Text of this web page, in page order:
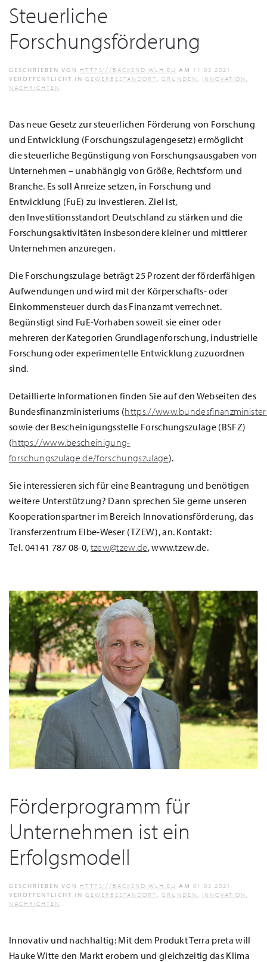
Steuerliche
Forschungsförderung
GESCHRIEBEN VON HTTPS://BACKEND.WLH.EU AM 11.03.2021
VERÖFFENTLICHT IN GEWERBESTANDORT , GRÜNDEN , INNOVATION ,
NACHRICHTEN
Das neue Gesetz zur steuerlichen Förderung von Forschung
und Entwicklung (Forschungszulagengesetz) ermöglicht
die steuerliche Begünstigung von Forschungsausgaben von
Unternehmen – unabhängig von Größe, Rechtsform und
Branche. Es soll Anreize setzen, in Forschung und
Entwicklung (FuE) zu investieren. Ziel ist,
den Investitionsstandort Deutschland zu stärken und die
Forschungsaktivitäten insbesondere kleiner und mittlerer
Unternehmen anzuregen.
Die Forschungszulage beträgt 25 Prozent der förderfähigen
Aufwendungen und wird mit der Körperschafts- oder
Einkommensteuer durch das Finanzamt verrechnet.
Begünstigt sind FuE-Vorhaben soweit sie einer oder
mehreren der Kategorien Grundlagenforschung, industrielle
Forschung oder experimentelle Entwicklung zuzuordnen
sind.
Detaillierte Informationen finden Sie auf den Webseiten des
Bundesfinanzministeriums (https://
sowie der Bescheinigungsstelle Forschungszulage (BSFZ)
(https://www.bescheinigung-
forschungszulage.de/forschungszulage).
Sie interessieren sich für eine Beantragung und benötigen
weitere Unterstützung? Dann sprechen Sie gerne unseren
Kooperationspartner im Bereich Innovationsförderung, das
Transferzentrum Elbe-Weser (TZEW), an. Kontakt:
Tel. 04141 787 08-0, tzew@tzew.de, www.tzew.de.
Förderprogramm für
Unternehmen ist ein
Erfolgsmodell
GESCHRIEBEN VON HTTPS://BACKEND.WLH.EU AM 01.03.2021 .
VERÖFFENTLICHT IN GEWERBESTANDORT, GRÜNDEN , INNOVATION ,
NACHRICHTEN .
Innovativ und nachhaltig: Mit dem Produkt Terra preta will
Hauke Witte den Markt erobern und gleichzeitig das Klima